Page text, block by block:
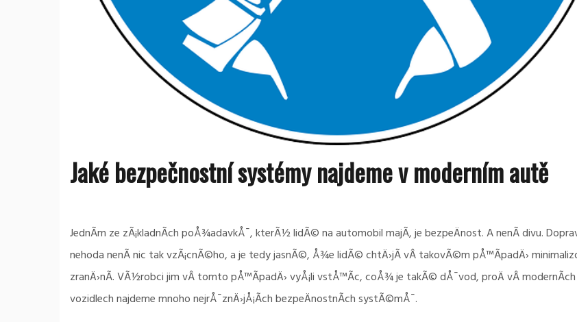
Jaké bezpečnostní systémy najdeme v moderním autě
JednÃ­m ze zÃ¡kladnÃ­ch poÅ¾adavkÅ¯, kterÃ½ lidÃ© na automobil majÃ­, je bezpeÄnost. A nenÃ­ divu.
nehoda nenÃ­ nic tak vzÃ¡cnÃ©ho, a je tedy jasnÃ©, Å¾e lidÃ© chtÄ›jÃ­ vÂ takovÃ©m pÅ™Ã­padÄ›
zranÄ›nÃ­. VÃ½robci jim vÂ tomto pÅ™Ã­padÄ› vyÅ¡li vstÅ™Ã­c, coÅ¾ je takÃ© dÅ¯vod, proÄ vÂ modernÃ­ch
vozidlech najdeme mnoho nejrÅ¯znÄ›jÅ¡Ã­ch bezpeÄnostnÃ­ch systÃ©mÅ¯.